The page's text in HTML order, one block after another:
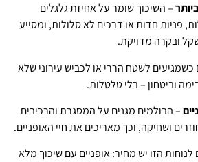
– השיכוך שומר על אחיזת גלגלים
פניות חדות או דרכים לא סלולות, ומסייע
ובקרה מדויקת.
כשמגיעים לשטח הררי או לכביש עירוני שלא
וביטחון – בלי טלטלות.
– הבולמים מגנים על המסגרת והרכיבים
ושחיקה, וכך מאריכים את חיי האופניים.
הזו יש מחיר: אופניים עם שיכוך מלא